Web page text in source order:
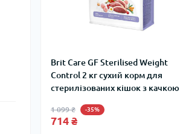
Brit Care GF Sterilised Weight
Control 2 кг сухий корм для
стерилізованих кішок з качкою
1 099 ₴ -35%
714 ₴